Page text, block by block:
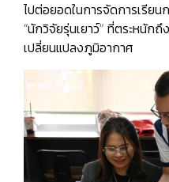
ไปต่อยอดในการจัดการเรีย
“นักวิจัยรุ่นเยาว์” ที่ตระหนัก
เปลี่ยนแปลงภูมิอากาศ